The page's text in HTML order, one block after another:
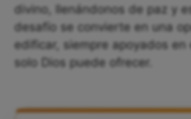
divino, llenándonos de paz y
desafío se convierte en una
edificar, siempre apoyados
solo Dios puede ofrecer.